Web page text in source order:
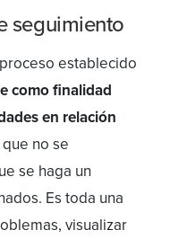
seguimiento
establecido
como finalidad
en relación
no se
se haga un
Es toda una
visualizar